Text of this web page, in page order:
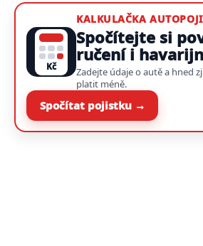
Kč
KALKULAČKA
Spočítejte si
ručení i
Zadejte údaje o autě a hned
platit méně.
Spočítat pojistku →